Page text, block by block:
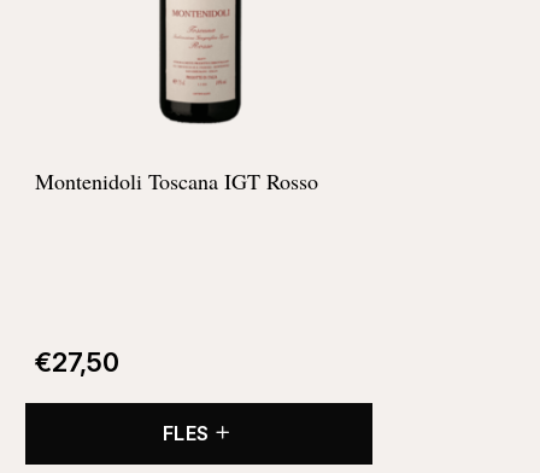
Montenidoli Toscana IGT Rosso
€27,50
FLES